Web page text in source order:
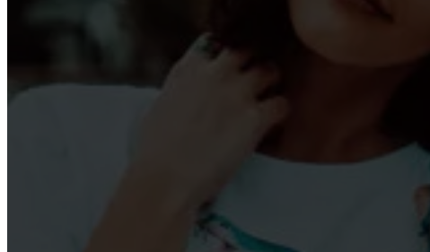
Rekordår for investeringer og innovation har styrket
Anders Kronborg udpeget som Socialdemokratiets nye
Lastbiler for Børn skabte smil og store oplevelser ved